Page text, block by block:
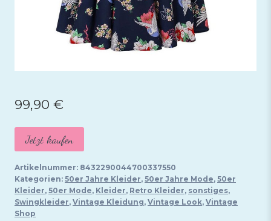
99,90 €
Jetzt kaufen
Artikelnummer: 8432290044700337550
Kategorien: 50er Jahre Kleider, 50er Jahre Mode, 50er
Kleider, 50er Mode, Kleider, Retro Kleider, sonstiges,
Swingkleider, Vintage Kleidung, Vintage Look, Vintage
Shop